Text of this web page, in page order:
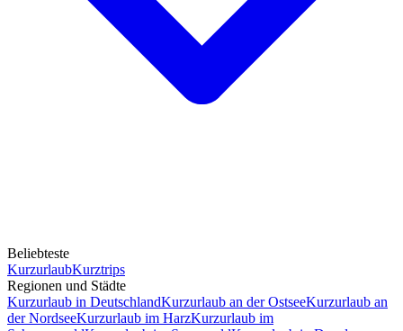
Beliebteste
KurzurlaubKurztrips
Regionen und Städte
Kurzurlaub in DeutschlandKurzurlaub an der OstseeKurzurlaub an
der NordseeKurzurlaub im HarzKurzurlaub im